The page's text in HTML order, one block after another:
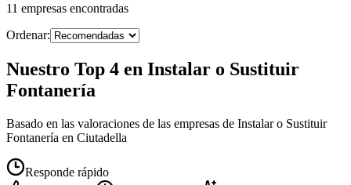
11 empresas encontradas
Ordenar:
Nuestro Top 4 en Instalar o Sustituir
Fontanería
Basado en las valoraciones de las empresas de Instalar o Sustituir
Fontanería en Ciutadella
Responde rápido